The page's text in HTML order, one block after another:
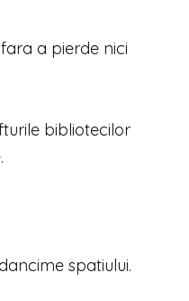
a pierde nici
bibliotecilor
spatiului.